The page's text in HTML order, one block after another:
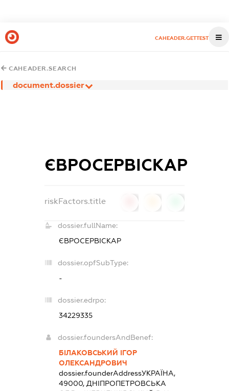
CAHEADER.GETTEST
CAHEADER.SEARCH
document.dossier
ЄВРОСЕРВІСКАР
riskFactors.title
dossier.fullName:
ЄВРОСЕРВІСКАР
dossier.opfSubType:
-
dossier.edrpo:
34229335
dossier.foundersAndBenef:
БІЛАКОВСЬКИЙ ІГОР
ОЛЕКСАНДРОВИЧ
dossier.founderAddressУКРАЇНА,
49000, ДНIПРОПЕТРОВСЬКА